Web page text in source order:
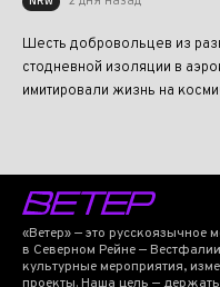
Шесть добровольцев из
стодневной изоляции в
имитировали жизнь на
«Ветер» — это
в Северном Рейне —
культурные мероприятия,
проекты. Наша цель —